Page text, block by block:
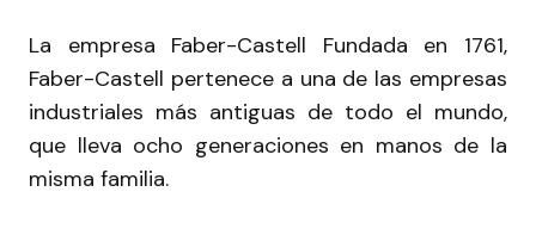
La empresa Faber-Castell Fundada en 1761,
Faber-Castell pertenece a una de las empresas
industriales más antiguas de todo el mundo,
que lleva ocho generaciones en manos de la
misma familia.